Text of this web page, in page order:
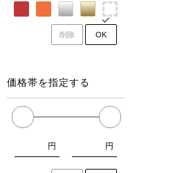
削除 OK
価格帯を指定する
円 円